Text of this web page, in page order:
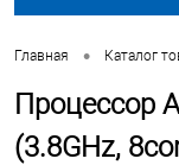
Главная • Каталог
Процессор
(3.8GHz,